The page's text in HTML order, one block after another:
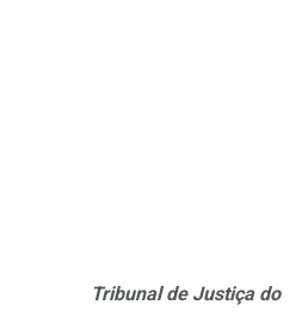
Tribunal de Justiça do